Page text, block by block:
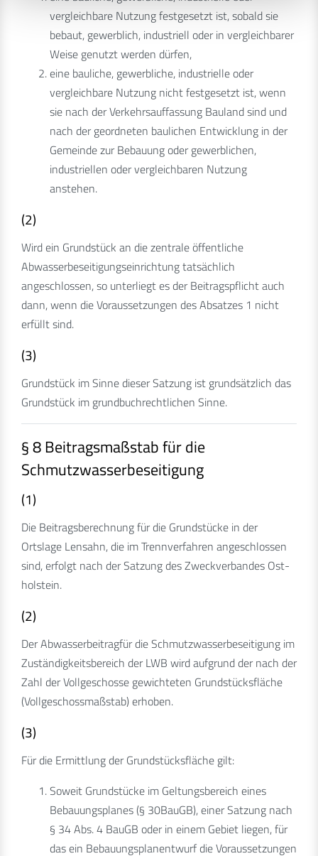
vergleichbare Nutzung festgesetzt ist, sobald sie
bebaut, gewerblich, industriell oder in vergleichbarer
Weise genutzt werden dürfen,
eine bauliche, gewerbliche, industrielle oder
vergleichbare Nutzung nicht festgesetzt ist, wenn
sie nach der Verkehrsauffassung Bauland sind und
nach der geordneten baulichen Entwicklung in der
Gemeinde zur Bebauung oder gewerblichen,
industriellen oder vergleichbaren Nutzung
anstehen.
(2)
Wird ein Grundstück an die zentrale öffentliche
Abwasserbeseitigungseinrichtung tatsächlich
angeschlossen, so unterliegt es der Beitragspflicht auch
dann, wenn die Voraussetzungen des Absatzes 1 nicht
erfüllt sind.
(3)
Grundstück im Sinne dieser Satzung ist grundsätzlich das
Grundstück im grundbuchrechtlichen Sinne.
§ 8 Beitragsmaßstab für die
Schmutzwasserbeseitigung
(1)
Die Beitragsberechnung für die Grundstücke in der
Ortslage Lensahn, die im Trennverfahren angeschlossen
sind, erfolgt nach der Satzung des Zweckverbandes Ost-
holstein.
(2)
Der Abwasserbeitragfür die Schmutzwasserbeseitigung im
Zuständigkeitsbereich der LWB wird aufgrund der nach der
Zahl der Vollgeschosse gewichteten Grundstücksfläche
(Vollgeschossmaßstab) erhoben.
(3)
Für die Ermittlung der Grundstücksfläche gilt:
Soweit Grundstücke im Geltungsbereich eines
Bebauungsplanes (§ 30BauGB), einer Satzung nach
§ 34 Abs. 4 BauGB oder in einem Gebiet liegen, für
das ein Bebauungsplanentwurf die Voraussetzungen